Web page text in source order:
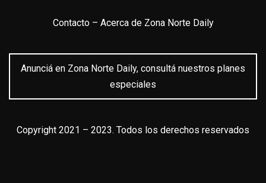
Contacto– Acerca de Zona Norte Daily
Anunciá en Zona Norte Daily, consultá nuestros planes
especiales
Copyright 2021 – 2023. Todos los derechos reservados